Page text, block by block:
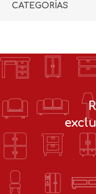
CATEGORÍAS